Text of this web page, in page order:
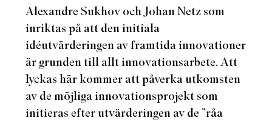
Alexandre Sukhov och Johan Netz som
inriktas på att den initiala
idéutvärderingen av framtida innovationer
är grunden till allt innovationsarbete. Att
lyckas här kommer att påverka utkomsten
av demöjliga innovationsprojekt som
initieras efter utvärderingen av de ”råa